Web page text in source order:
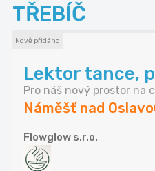
TŘEBÍČ
Nově přidáno
Lektor tance,
Pro náš nový prostor na
Náměšť nad
Flowglow s.r.o.